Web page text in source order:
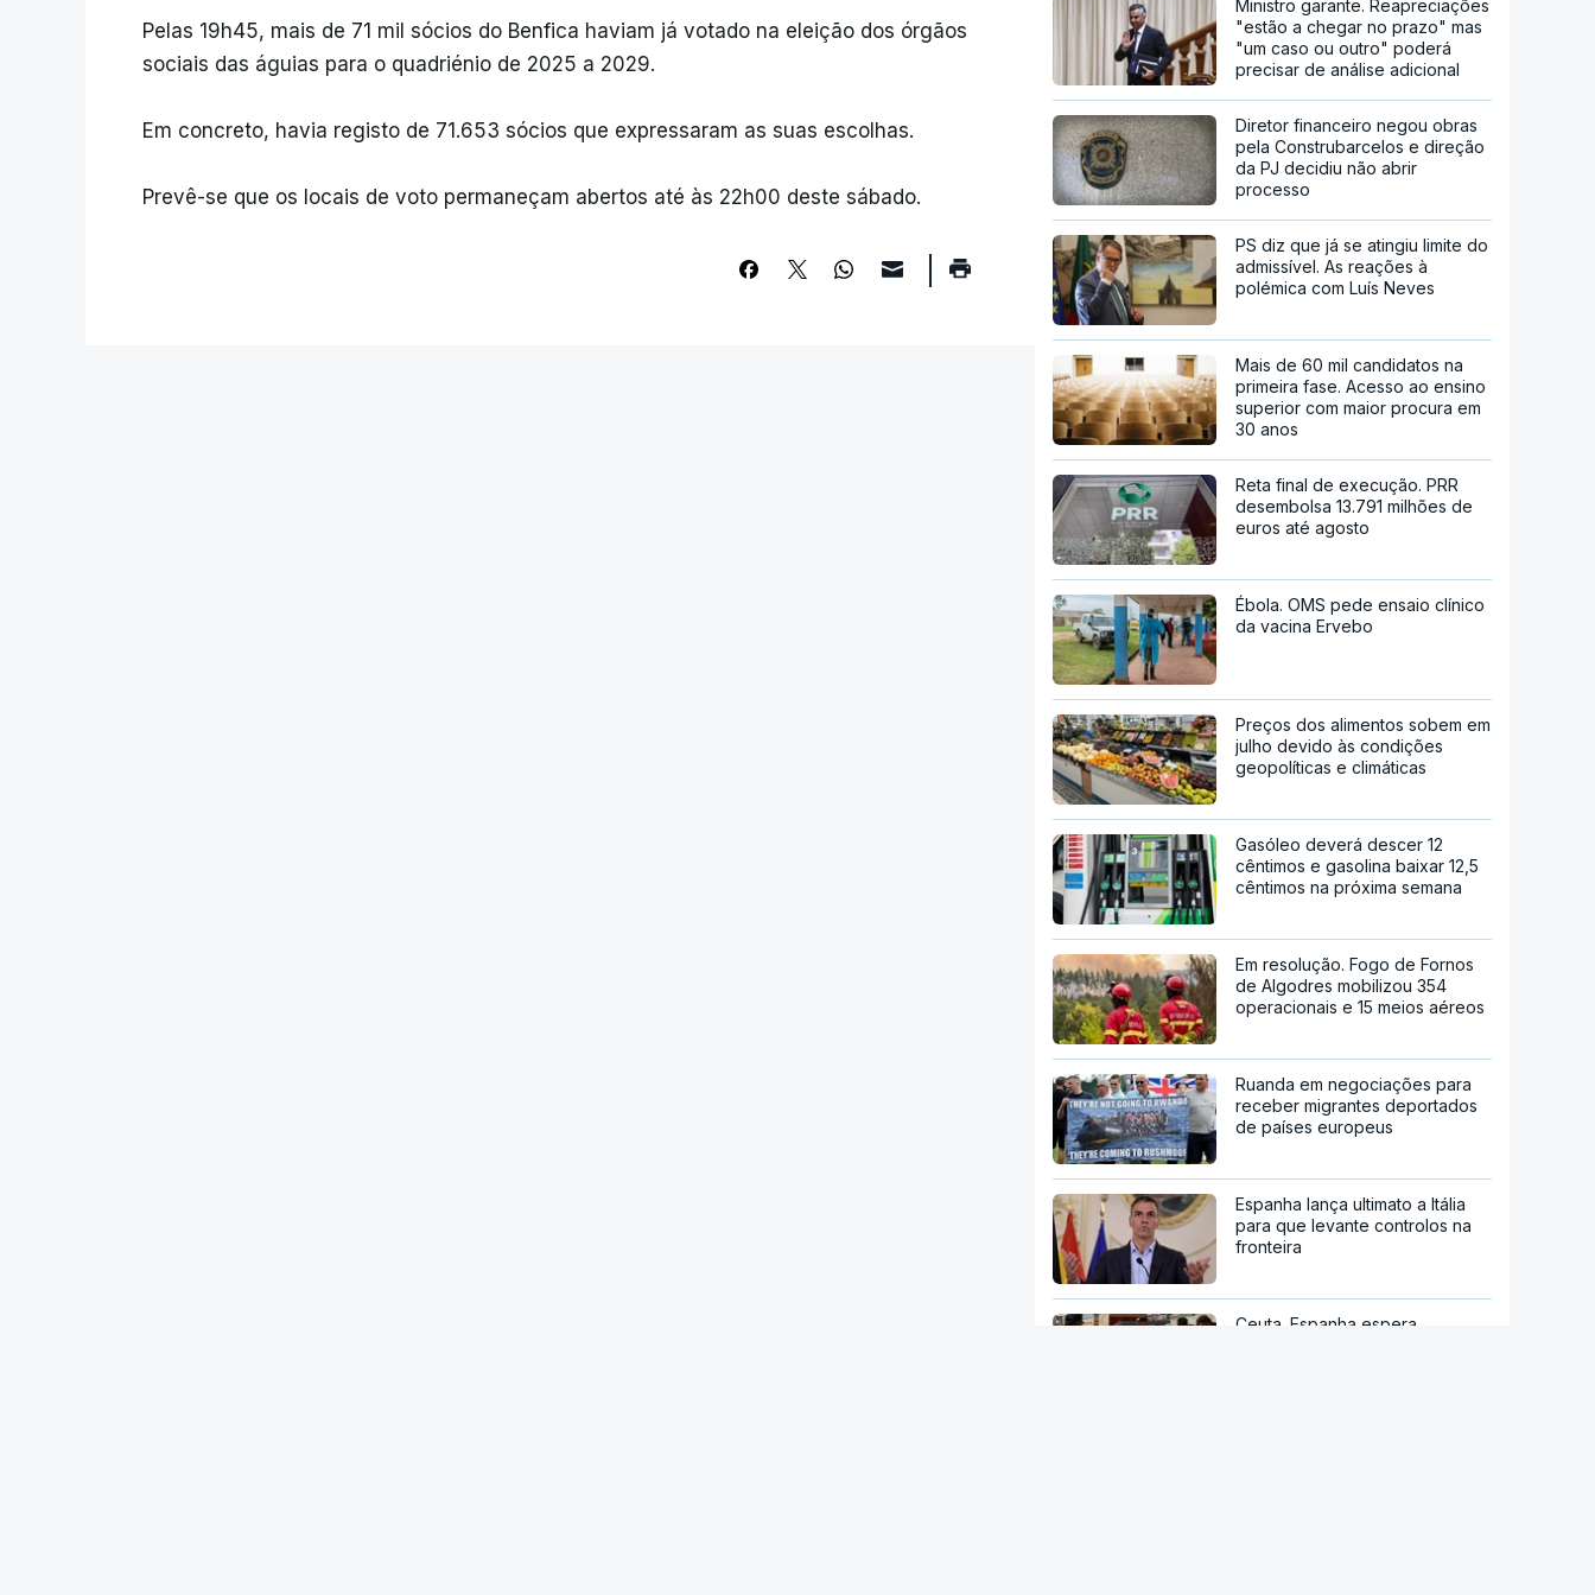
Pelas 19h45, mais de 71 mil sócios do Benfica haviam já votado na eleição dos órgãos
sociais das águias para o quadriénio de 2025 a 2029.
Em concreto, havia registo de 71.653 sócios que expressaram as suas escolhas.
Prevê-se que os locais de voto permaneçam abertos até às 22h00 deste sábado.
Ministro garante. Reapreciações
"estão a chegar no prazo" mas
"um caso ou outro" poderá
precisar de análise adicional
Diretor financeiro negou obras
pela Construbarcelos e direção
da PJ decidiu não abrir
processo
PS diz que já se atingiu limite do
admissível. As reações à
polémica com Luís Neves
Mais de 60 mil candidatos na
primeira fase. Acesso ao ensino
superior com maior procura em
30 anos
Reta final de execução. PRR
desembolsa 13.791 milhões de
euros até agosto
Ébola. OMS pede ensaio clínico
da vacina Ervebo
Preços dos alimentos sobem em
julho devido às condições
geopolíticas e climáticas
Gasóleo deverá descer 12
cêntimos e gasolina baixar 12,5
cêntimos na próxima semana
Em resolução. Fogo de Fornos
de Algodres mobilizou 354
operacionais e 15 meios aéreos
Ruanda em negociações para
receber migrantes deportados
de países europeus
Espanha lança ultimato a Itália
para que levante controlos na
fronteira
Ceuta. Espanha espera